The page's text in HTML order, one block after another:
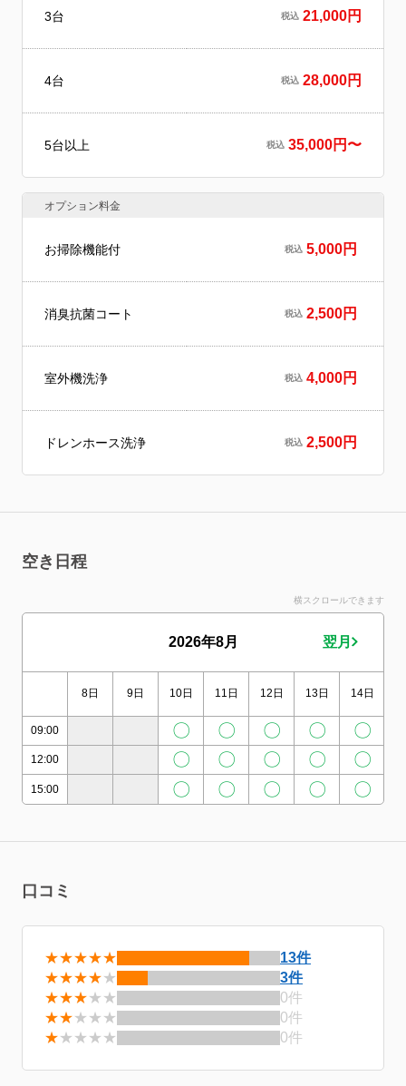
3台 税込 21,000円
4台 税込 28,000円
5台以上 税込 35,000円〜
オプション料金
お掃除機能付 税込 5,000円
消臭抗菌コート 税込 2,500円
室外機洗浄 税込 4,000円
ドレンホース洗浄 税込 2,500円
空き日程
横スクロールできます
2026年8月 翌月
8日 9日 10日 11日 12日 13日 14日
09:00 〇 〇 〇 〇 〇
12:00 〇 〇 〇 〇 〇
15:00 〇 〇 〇 〇 〇
口コミ
★★★★★
13件
★★★★★
3件
★★★★★
0件
★★★★★
0件
★★★★★ 0件